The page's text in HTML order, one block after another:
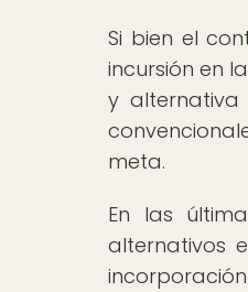
Si bien el
incursión en
y alternativa
meta.
En las
alternativos